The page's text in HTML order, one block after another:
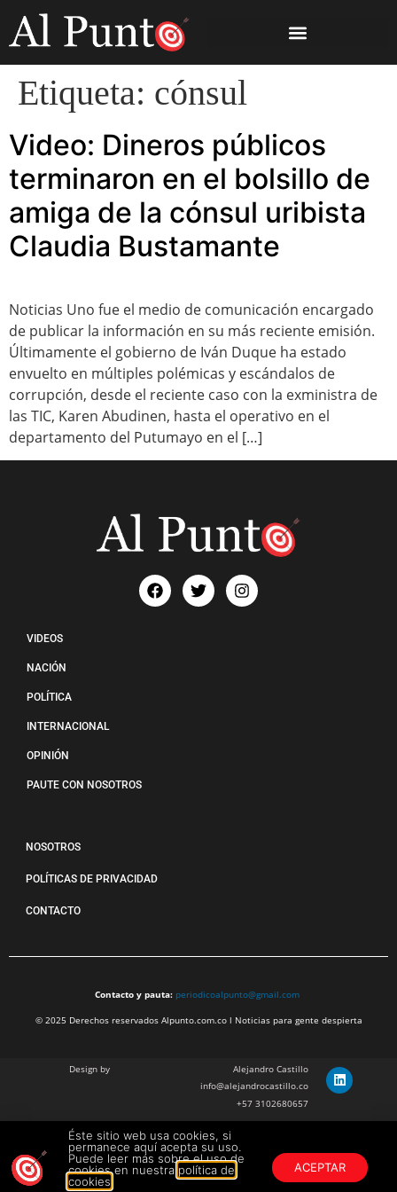
Etiqueta: cónsul
Video: Dineros públicos
terminaron en el bolsillo de
amiga de la cónsul uribista
Claudia Bustamante
Noticias Uno fue el medio de comunicación encargado
de publicar la información en su más reciente emisión.
Últimamente el gobierno de Iván Duque ha estado
envuelto en múltiples polémicas y escándalos de
corrupción, desde el reciente caso con la exministra de
las TIC, Karen Abudinen, hasta el operativo en el
departamento del Putumayo en el […]
VIDEOS
NACIÓN
POLÍTICA
INTERNACIONAL
OPINIÓN
PAUTE CON NOSOTROS
NOSOTROS
POLÍTICAS DE PRIVACIDAD
CONTACTO
Contacto y pauta: periodicoalpunto@gmail.com
© 2025 Derechos reservados Alpunto.com.co l Noticias para gente despierta
Design by
Alejandro Castillo
info@alejandrocastillo.co
+57 3102680657
Julian Barragan Verano
julbarg@gmail.com
+57 312 308 9218
Éste sitio web usa cookies, si
permanece aquí acepta su uso.
Puede leer más sobre el uso de
cookies en nuestra política de
cookies
ACEPTAR